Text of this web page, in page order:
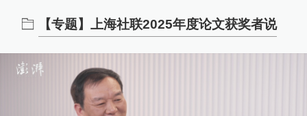
【专题】上海社联2025年度论文获奖者说